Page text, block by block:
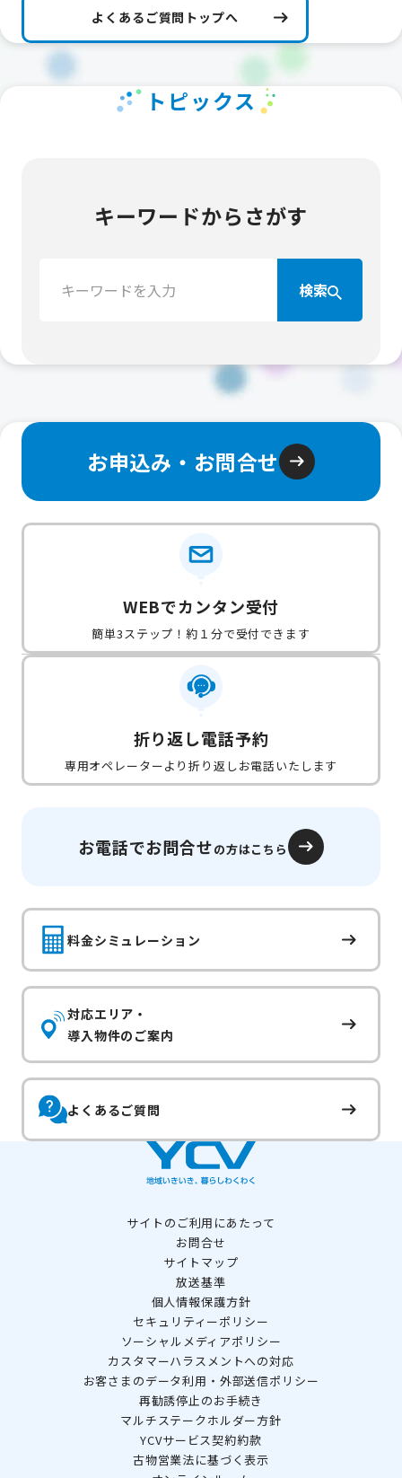
よくあるご質問トップへ
トピックス
キーワードからさがす
索：
検索
お申込み・お問合せ
WEBでカンタン受付
簡単3ステップ！約１分で受付できます
折り返し電話予約
専用オペレーターより折り返しお電話いたします
お電話でお問合せの方はこちら
料金シミュレーション
対応エリア・
導入物件のご案内
よくあるご質問
サイトのご利用にあたって
お問合せ
サイトマップ
放送基準
個人情報保護方針
セキュリティーポリシー
ソーシャルメディアポリシー
カスタマーハラスメントへの対応
お客さまのデータ利用・外部送信ポリシー
再勧誘停止のお手続き
マルチステークホルダー方針
YCVサービス契約約款
古物営業法に基づく表示